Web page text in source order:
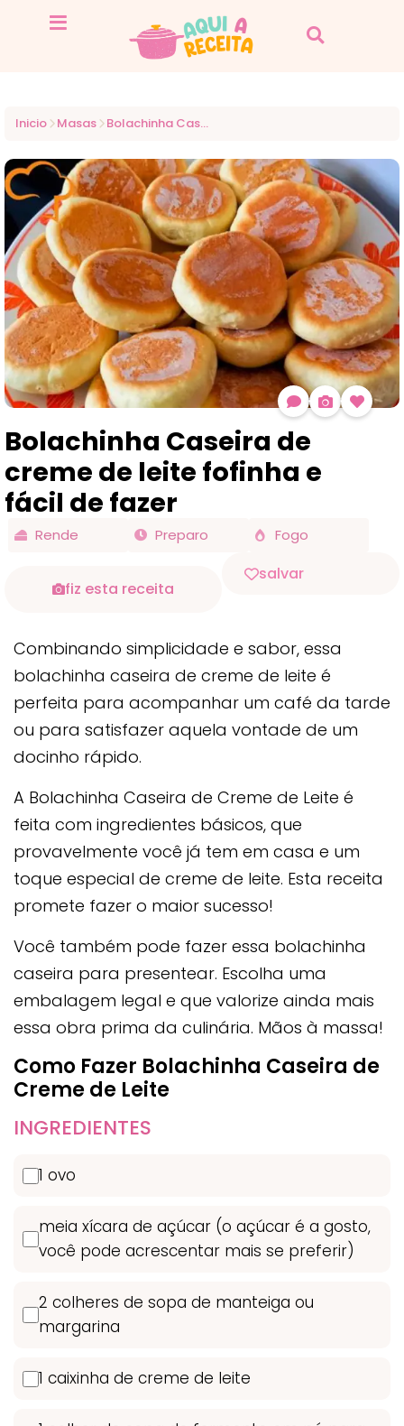
Inicio Masas Bolachinha Caseira de creme de leite fofinha e fácil de fazer
Bolachinha Caseira de
creme de leite fofinha e
fácil de fazer
Rende Preparo Fogo
fiz esta receita
salvar
Combinando simplicidade e sabor, essa
bolachinha caseira de creme de leite é
perfeita para acompanhar um café da tarde
ou para satisfazer aquela vontade de um
docinho rápido.
A Bolachinha Caseira de Creme de Leite é
feita com ingredientes básicos, que
provavelmente você já tem em casa e um
toque especial de creme de leite. Esta receita
promete fazer o maior sucesso!
Você também pode fazer essa bolachinha
caseira para presentear. Escolha uma
embalagem legal e que valorize ainda mais
essa obra prima da culinária. Mãos à massa!
Como Fazer Bolachinha Caseira de
Creme de Leite
INGREDIENTES
1 ovo
meia xícara de açúcar (o açúcar é a gosto,
você pode acrescentar mais se preferir)
2 colheres de sopa de manteiga ou
margarina
1 caixinha de creme de leite